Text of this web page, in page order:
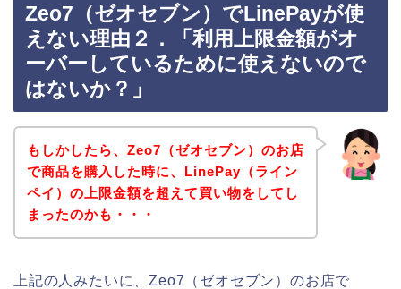
Zeo7（ゼオセブン）でLinePayが使
えない理由２．「利用上限金額がオ
ーバーしているために使えないので
はないか？」
もしかしたら、Zeo7（ゼオセブン）のお店
で商品を購入した時に、LinePay（ライン
ペイ）の上限金額を超えて買い物をしてし
まったのかも・・・
上記の人みたいに、Zeo7（ゼオセブン）のお店で